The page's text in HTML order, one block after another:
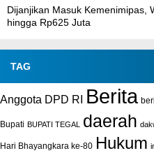
Dijanjikan Masuk Kemenimipas,
hingga Rp625 Juta
TAG
Anggota DPD RI Berita
Bupati BUPATI TEGAL daerah
Hari Bhayangkara ke-80 Hukum